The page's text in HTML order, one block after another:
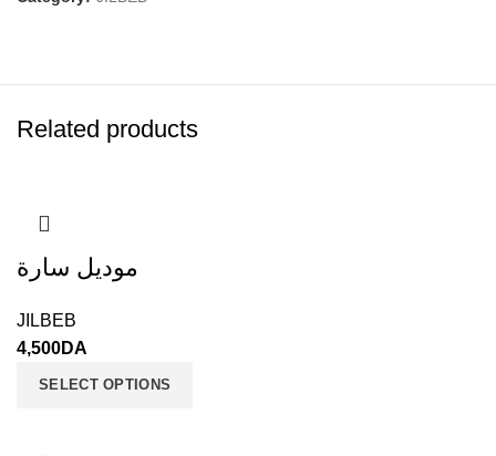
Related products
موديل سارة
JILBEB
4,500DA
SELECT OPTIONS